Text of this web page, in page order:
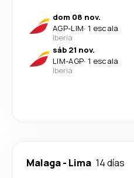
dom 08 nov.
AGP-LIM· 1 escala
Iberia
sáb 21 nov.
LIM-AGP· 1 escala
Iberia
Malaga- Lima 14 días